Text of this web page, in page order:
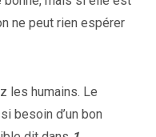
ne peut rien espérer
les humains. Le
besoin d’un bon